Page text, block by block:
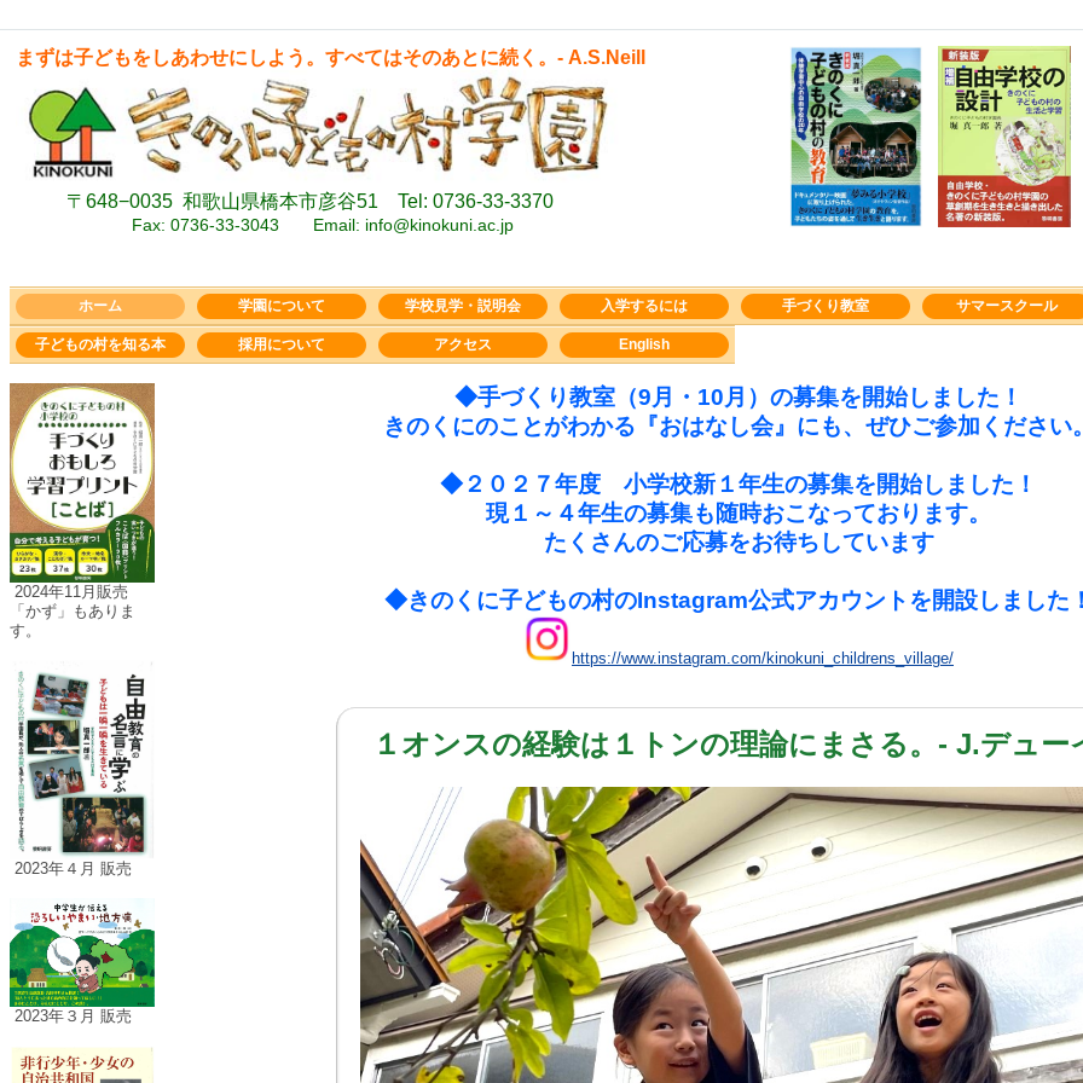
まずは子どもをしあわせにしよう。すべてはそのあとに続く。- A.S.Neill
〒648−0035 和歌山県橋本市彦谷51 Tel: 0736-33-3370
Fax: 0736-33-3043 Email: info@kinokuni.ac.jp
ホーム 学園について 学校見学・説明会 入学するには 手づくり教室 サマースクール
子どもの村を知る本 採用について アクセス English
2024年11月販売
「かず」もありま
す。
2023年４月 販売
2023年３月 販売
◆手づくり教室（9月・10月）の募集を開始しました！
きのくにのことがわかる『おはなし会』にも、ぜひご参加ください
◆２０２７年度 小学校新１年生の募集を開始しました！
現１～４年生の募集も随時おこなっております。
たくさんのご応募をお待ちしています
◆きのくに子どもの村のInstagram公式アカウントを開設しました
https://www.instagram.com/kinokuni_childrens_village/
１オンスの経験は１トンの理論にまさる。 - J.デュー